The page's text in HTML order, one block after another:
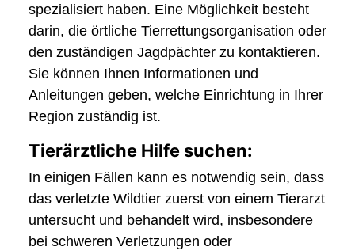
spezialisiert haben. Eine Möglichkeit besteht
darin, die örtliche Tierrettungsorganisation oder
den zuständigen Jagdpächter zu kontaktieren.
Sie können Ihnen Informationen und
Anleitungen geben, welche Einrichtung in Ihrer
Region zuständig ist.
Tierärztliche Hilfe suchen:
In einigen Fällen kann es notwendig sein, dass
das verletzte Wildtier zuerst von einem Tierarzt
untersucht und behandelt wird, insbesondere
bei schweren Verletzungen oder